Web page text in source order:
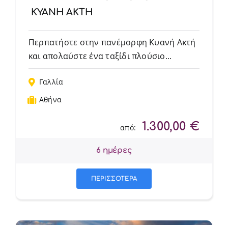
ΚΥΑΝΗ ΑΚΤΗ
Περπατήστε στην πανέμορφη Κυανή Ακτή
και απολαύστε ένα ταξίδι πλούσιο...
Γαλλία
Αθήνα
από: 1.300,00 €
6 ημέρες
ΠΕΡΙΣΣΟΤΕΡΑ